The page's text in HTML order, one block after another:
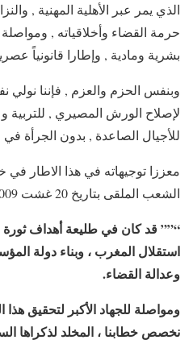
الذي يمر عبر الأهلية المهنية ,
حرمة القضاء وأخلاقياته , ومواصلة
بشرية ومادية , وإطارا قانونياً
وبنفس الحزم والعزم , فإننا نولي
لإصلاح الورش المصيري , للتربية
للأجيال الصاعدة , بدون الجرأة
معززا توجيهاته في هذا الاطار في
الشعب الملقى بتاريخ 20 غشت 2009
“””قد كان في طليعة أهداف
استقلال المغرب ، وبناء دولة
وعدالة القضاء.
ومواصلة للجهاد الأكبر لتحقيق
نخصص خطابنا ، المخلد لذكراها